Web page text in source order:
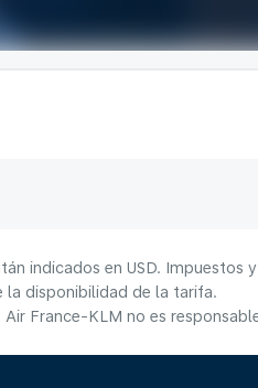
indicados en USD. Impuestos
la disponibilidad de la tarifa.
France-KLM no es